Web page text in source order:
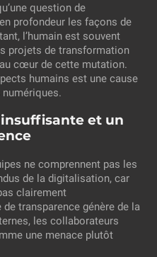
question de
profondeur les façons de
l’humain est souvent
projets de transformation
cœur de cette mutation.
humains est une cause
numériques.
et un
ne comprennent pas les
de la digitalisation, car
clairement
transparence génère de la
les collaborateurs
une menace plutôt